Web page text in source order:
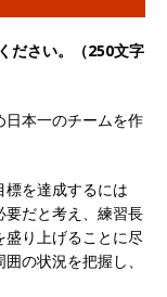
接免除 】 M&A総研の
トアップの成長性×
性バツグン ｜ 年収
み ｜ 東京勤務 ｜ ク
ださい。（250文字
日本一のチームを作
を達成するには
要だと考え、練習長
盛り上げることに尽
の状況を把握し、